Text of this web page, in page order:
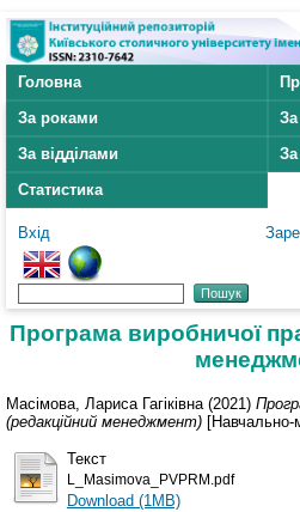
Головна
За роками
За відділами
Статистика
Вхід
Програма виробничої
Масімова, Лариса Гагіківна (2021)
(редакційний менеджмент) [Навчально-
Текст
L_Masimova_PVPRM.pdf
Download (1MB)